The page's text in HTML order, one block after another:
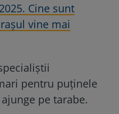
Cine sunt
vine mai
pentru puținele
pe tarabe.